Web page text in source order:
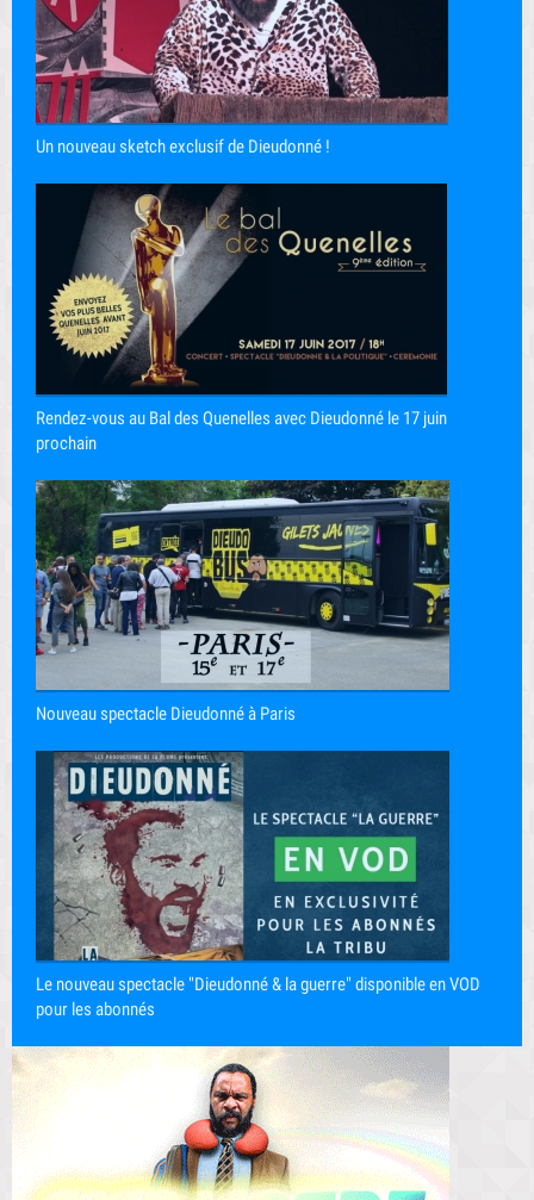
Un nouveau sketch exclusif de Dieudonné !
Rendez-vous au Bal des Quenelles avec Dieudonné le 17 juin
prochain
Nouveau spectacle Dieudonné à Paris
Le nouveau spectacle "Dieudonné & la guerre" disponible en VOD
pour les abonnés